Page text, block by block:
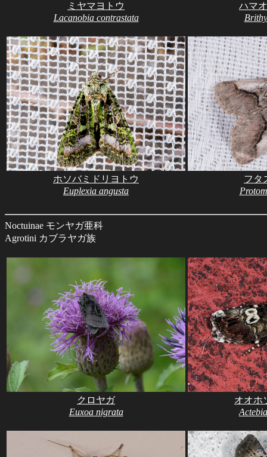
ミヤマヨトウ
Lacanobia contrastata
ハマ
ホソバミドリヨトウ
Euplexia angusta
フタ
Noctuinae モンヤガ亜科
Agrotini カブラヤガ族
クロヤガ
Euxoa nigrata
オオホ